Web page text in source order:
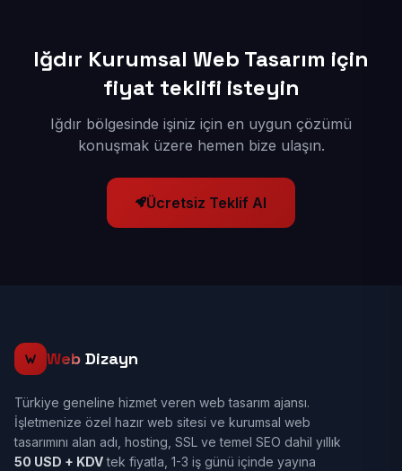
Iğdır Kurumsal Web Tasarım için
fiyat teklifi isteyin
Iğdır bölgesinde işiniz için en uygun çözümü
konuşmak üzere hemen bize ulaşın.
Ücretsiz Teklif Al
Web Dizayn
Türkiye geneline hizmet veren web tasarım ajansı.
İşletmenize özel hazır web sitesi ve kurumsal web
tasarımını alan adı, hosting, SSL ve temel SEO dahil yıllık
50 USD + KDVtek fiyatla, 1-3 iş günü içinde yayına